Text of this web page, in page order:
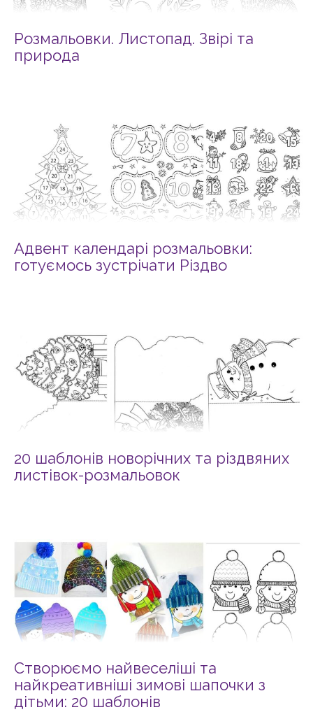
Розмальовки. Листопад. Звірі та
природа
Адвент календарі розмальовки:
готуємось зустрічати Різдво
20 шаблонів новорічних та різдвяних
листівок-розмальовок
Створюємо найвеселіші та
найкреативніші зимові шапочки з
дітьми: 20 шаблонів